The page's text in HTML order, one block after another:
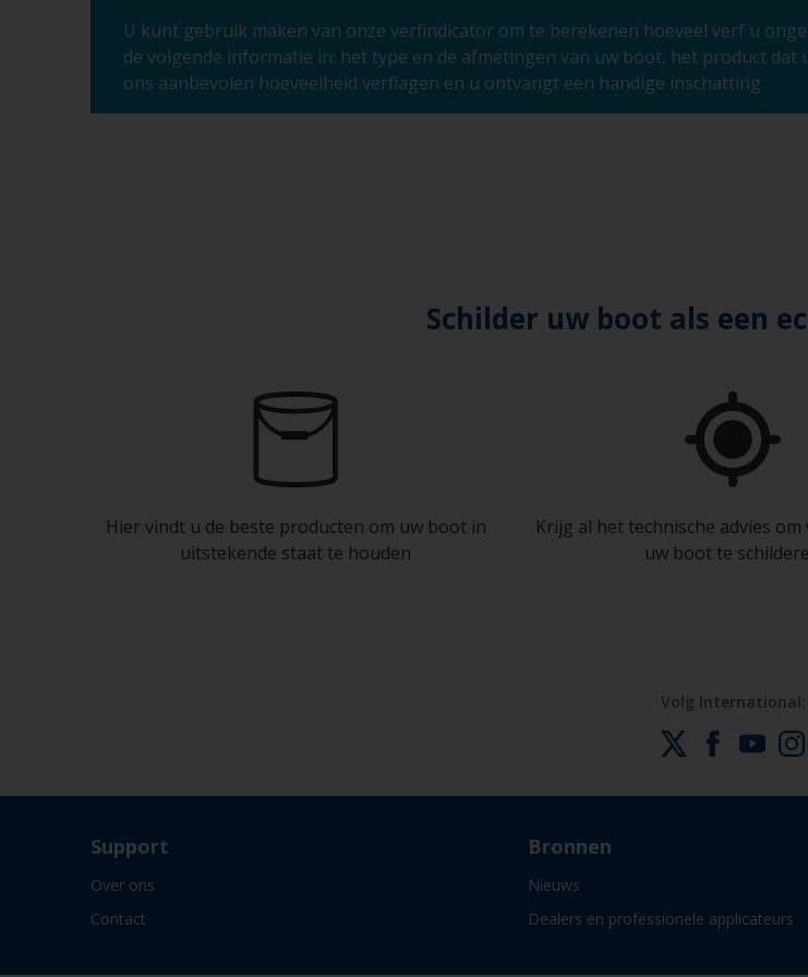
U kunt gebruik maken van onze verfindicator om te berekenen hoeveel verf u
de volgende informatie in: het type en de afmetingen van uw boot, het product dat
ons aanbevolen hoeveelheid verflagen en u ontvangt een handige inschatting.
Schilder uw boot als een
Hier vindt u de beste producten om uw boot in
uitstekende staat te houden
Krijg al het technische advies
uw boot te
Volg International:
Support
Over ons
Contact
Bronnen
Nieuws
Dealers en professionele applicateurs